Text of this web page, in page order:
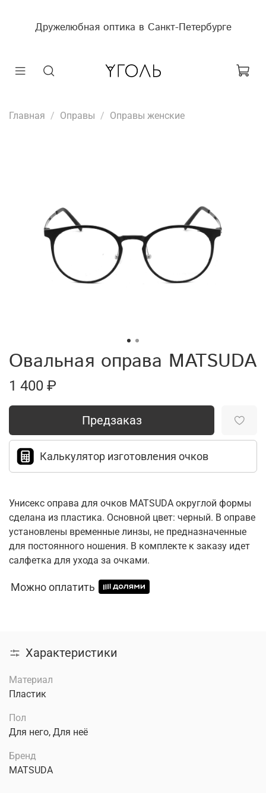
Дружелюбная оптика в Санкт-Петербурге
Главная Оправы Оправы женские
Овальная оправа MATSUDA
1 400 ₽
Предзаказ
Калькулятор изготовления очков
Унисекс оправа для очков MATSUDA округлой формы
сделана из пластика. Основной цвет: черный. В оправе
установлены временные линзы, не предназначенные
для постоянного ношения. В комплекте к заказу идет
салфетка для ухода за очками.
Можно оплатить
Характеристики
Материал
Пластик
Пол
Для него, Для неё
Бренд
MATSUDA